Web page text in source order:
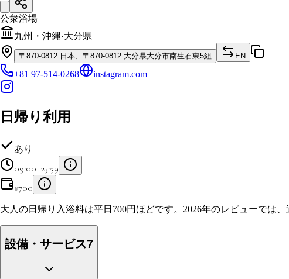
公衆浴場
九州・沖縄·大分県
〒 870-0812 日本、〒870-0812 大分県大分市南生石東5組 EN
+81 97-514-0268 instagram.com
日帰り利用
あり
09:00–23:59
¥700
大人の日帰り入浴料は平日700円ほどです。2026年のレビューでは、
設備・サービス7